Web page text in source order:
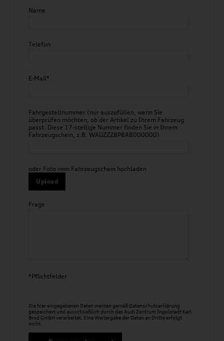
Name
Telefon
E-Mail*
Fahrgestellnummer (nur auszufüllen, wenn Sie
überprüfen möchten, ob der Artikel zu Ihrem Fahrzeug
passt. Diese 17-stellige Nummer finden Sie in Ihrem
Fahrzeugschein, z.B. WAUZZZ8P8AB000000)
oder Foto vom Fahrzeugschein hochladen
Upload
Frage
*Pflichtfelder
Die hier eingegebenen Daten werden gemäß Datenschutzerklärung
gespeichert und ausschließlich durch das Audi Zentrum Ingolstadt Karl
Brod GmbH verarbeitet. Eine Weitergabe der Daten an Dritte erfolgt
nicht.